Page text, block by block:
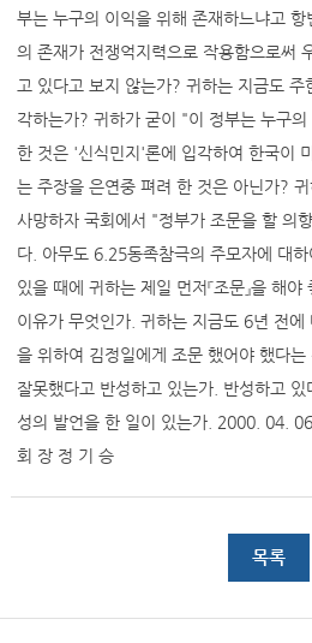
부는 누구의 이익을 위해 존재하느냐고
의 존재가 전쟁억지력으로 작용함으로써
고 있다고 보지 않는가? 귀하는 지금도
각하는가? 귀하가 굳이 "이 정부는 누구
한 것은 '신식민지'론에 입각하여 한국이
는 주장을 은연중 펴려 한 것은 아닌가?
사망하자 국회에서 "정부가 조문을 할 의
다. 아무도 6.25동족참극의 주모자에 대
있을 때에 귀하는 제일 먼저『조문』을 해
이유가 무엇인가. 귀하는 지금도 6년 전에
을 위하여 김정일에게 조문 했어야 했다
잘못했다고 반성하고 있는가. 반성하고
성의 발언을 한 일이 있는가. 2000. 04.
회 장 정 기 승
목록